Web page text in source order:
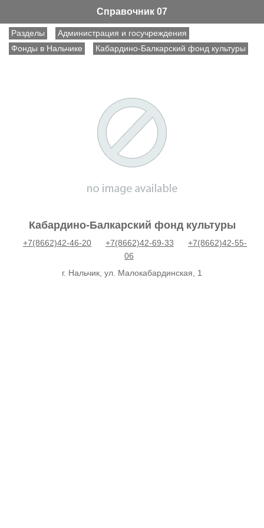
Справочник 07
Разделы
Администрация и госучреждения
Фонды в Нальчике
Кабардино-Балкарский фонд культуры
Кабардино-Балкарский фонд культуры
+7(8662)42-46-20 +7(8662)42-69-33
+7(8662)42-55-
06
г. Нальчик, ул. Малокабардинская, 1